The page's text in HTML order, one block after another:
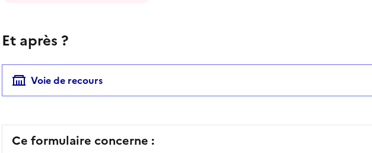
Et après ?
Voie de recours
Ce formulaire concerne :